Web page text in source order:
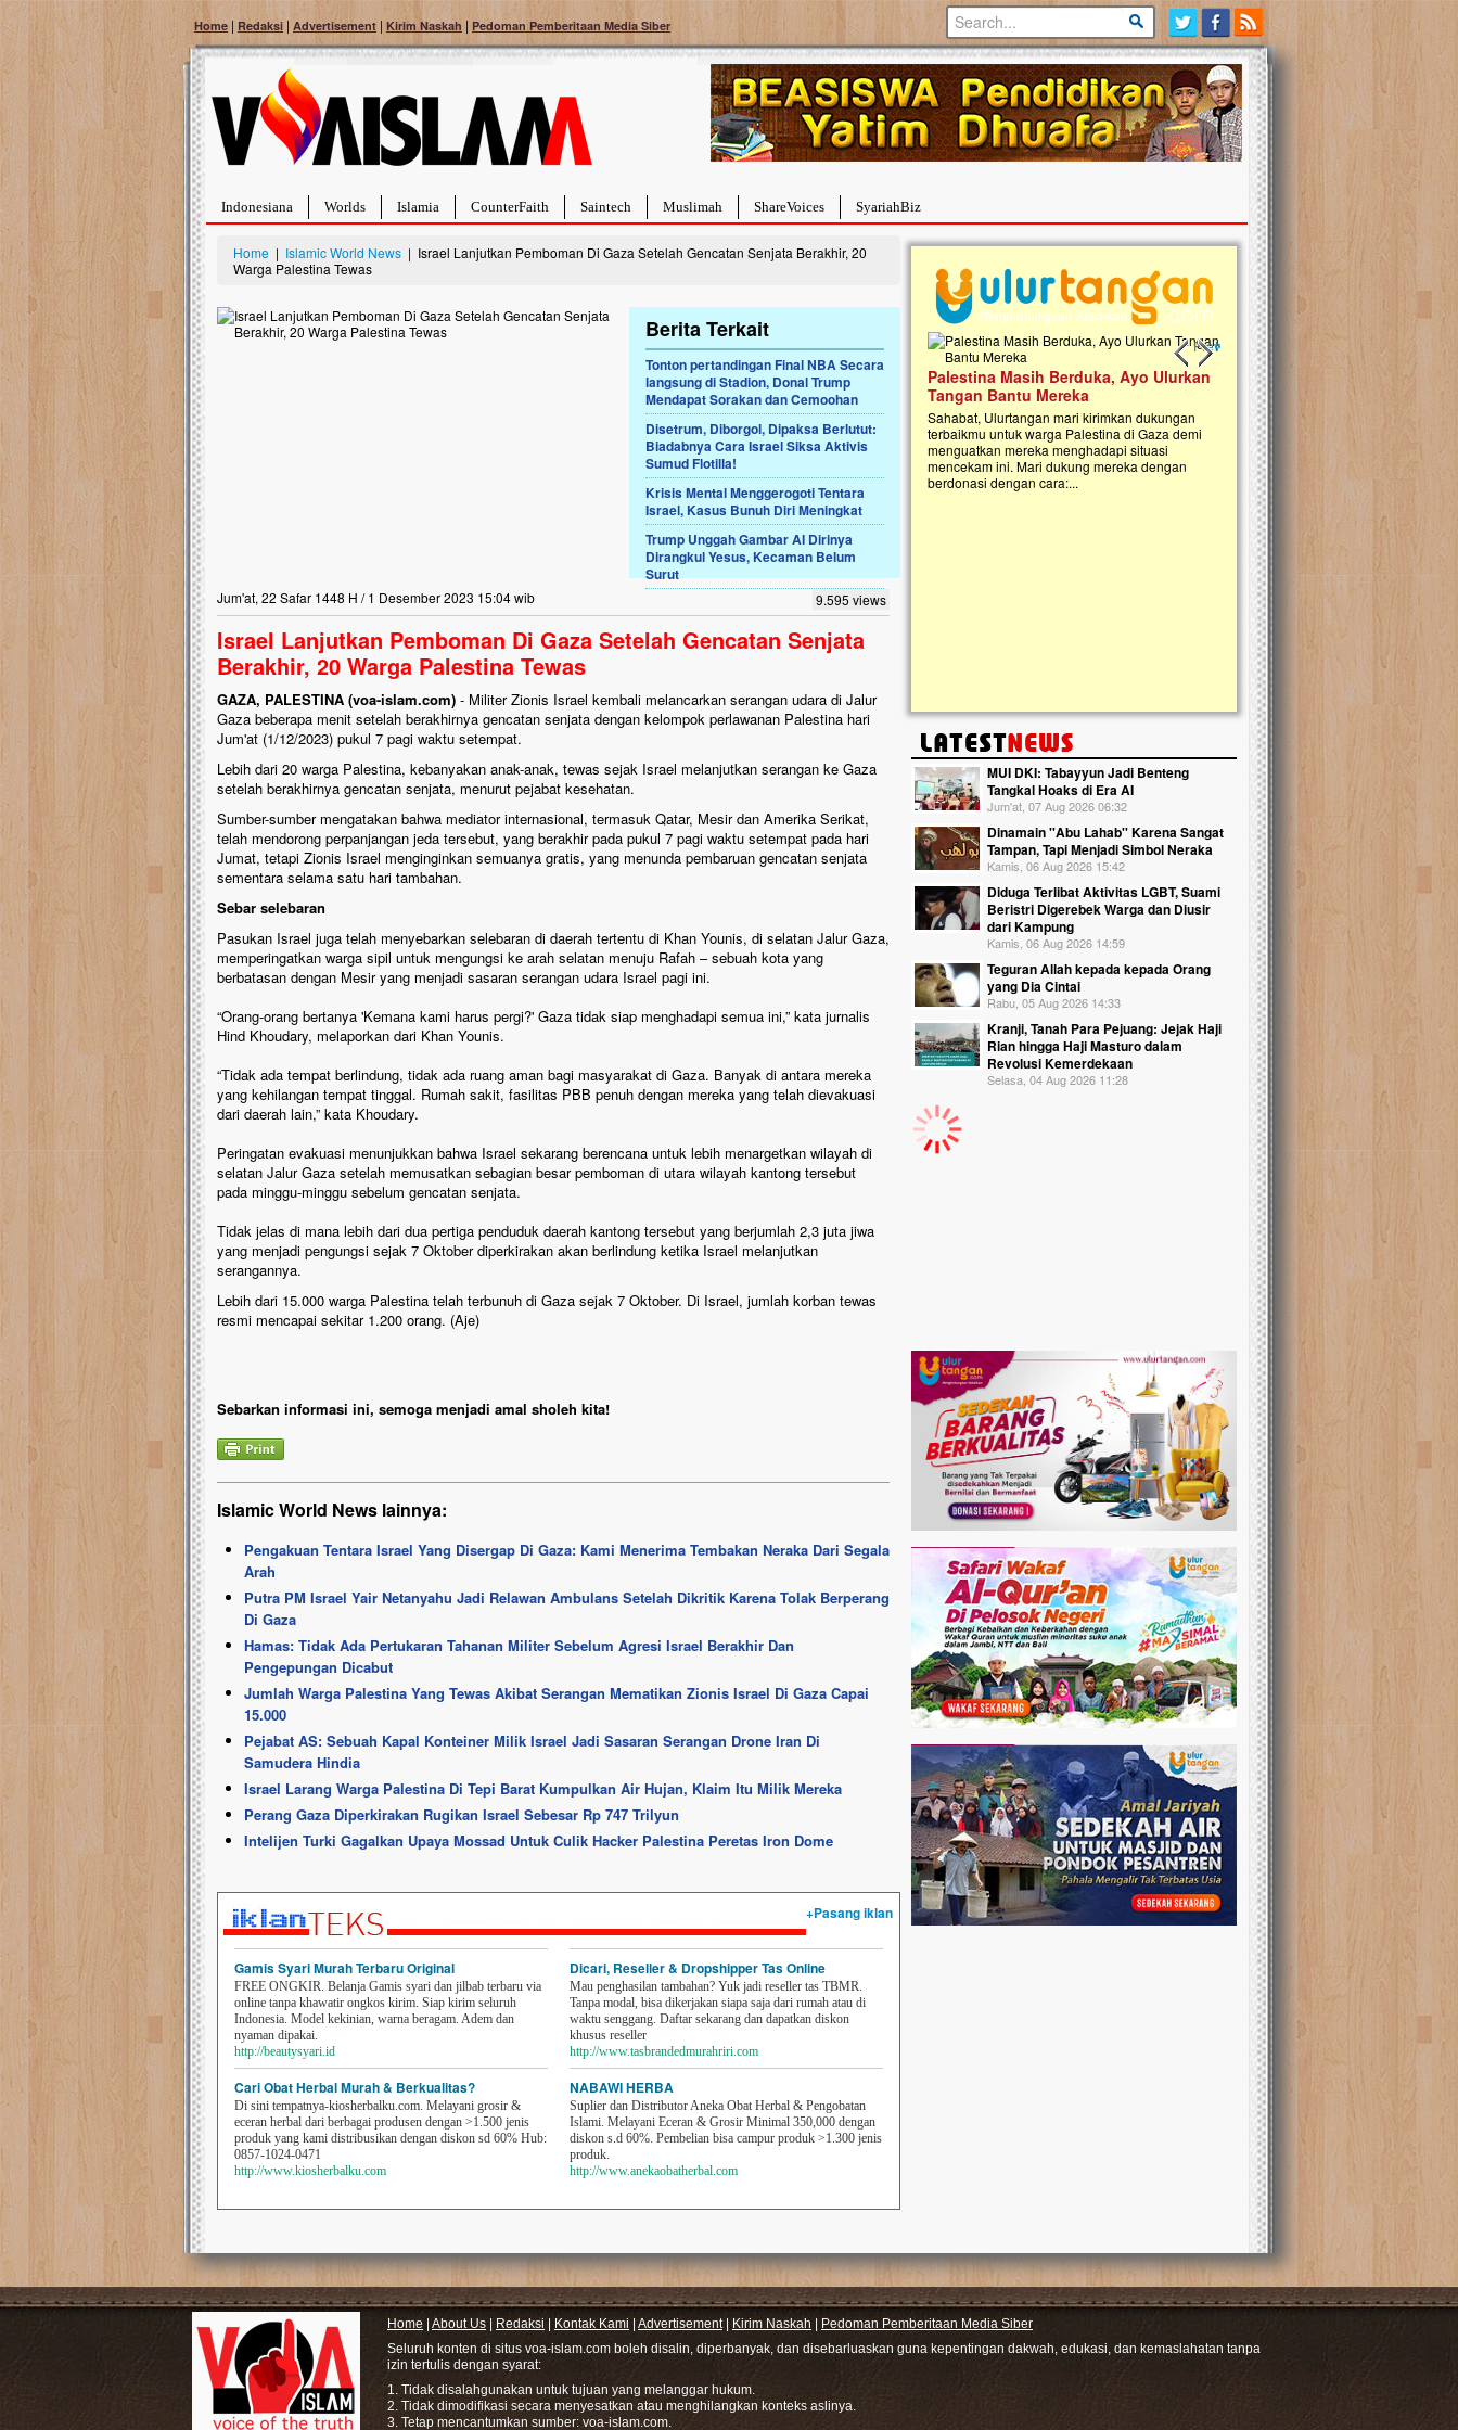
Home | Redaksi | Advertisement | Kirim Naskah | Pedoman Pemberitaan Media Siber
Indonesiana Worlds Islamia CounterFaith Saintech Muslimah ShareVoices SyariahBiz
Home | Islamic World News | Israel Lanjutkan Pemboman Di Gaza Setelah Gencatan Senjata Berakhir, 20
Warga Palestina Tewas
Berita Terkait
Tonton pertandingan Final NBA Secara
langsung di Stadion, Donal Trump
Mendapat Sorakan dan Cemoohan
Disetrum, Diborgol, Dipaksa Berlutut:
Biadabnya Cara Israel Siksa Aktivis
Sumud Flotilla!
Krisis Mental Menggerogoti Tentara
Israel, Kasus Bunuh Diri Meningkat
Trump Unggah Gambar AI Dirinya
Dirangkul Yesus, Kecaman Belum
Surut
Jum'at, 22 Safar 1448 H / 1 Desember 2023 15:04 wib 9.595 views
Israel Lanjutkan Pemboman Di Gaza Setelah Gencatan Senjata
Berakhir, 20 Warga Palestina Tewas
GAZA, PALESTINA (voa-islam.com) - Militer Zionis Israel kembali melancarkan serangan udara di Jalur
Gaza beberapa menit setelah berakhirnya gencatan senjata dengan kelompok perlawanan Palestina hari
Jum'at (1/12/2023) pukul 7 pagi waktu setempat.
Lebih dari 20 warga Palestina, kebanyakan anak-anak, tewas sejak Israel melanjutkan serangan ke Gaza
setelah berakhirnya gencatan senjata, menurut pejabat kesehatan.
Sumber-sumber mengatakan bahwa mediator internasional, termasuk Qatar, Mesir dan Amerika Serikat,
telah mendorong perpanjangan jeda tersebut, yang berakhir pada pukul 7 pagi waktu setempat pada hari
Jumat, tetapi Zionis Israel menginginkan semuanya gratis, yang menunda pembaruan gencatan senjata
sementara selama satu hari tambahan.
Sebar selebaran
Pasukan Israel juga telah menyebarkan selebaran di daerah tertentu di Khan Younis, di selatan Jalur Gaza,
memperingatkan warga sipil untuk mengungsi ke arah selatan menuju Rafah – sebuah kota yang
berbatasan dengan Mesir yang menjadi sasaran serangan udara Israel pagi ini.
“Orang-orang bertanya 'Kemana kami harus pergi?' Gaza tidak siap menghadapi semua ini,” kata jurnalis
Hind Khoudary, melaporkan dari Khan Younis.
“Tidak ada tempat berlindung, tidak ada ruang aman bagi masyarakat di Gaza. Banyak di antara mereka
yang kehilangan tempat tinggal. Rumah sakit, fasilitas PBB penuh dengan mereka yang telah dievakuasi
dari daerah lain,” kata Khoudary.
Peringatan evakuasi menunjukkan bahwa Israel sekarang berencana untuk lebih menargetkan wilayah di
selatan Jalur Gaza setelah memusatkan sebagian besar pemboman di utara wilayah kantong tersebut
pada minggu-minggu sebelum gencatan senjata.
Tidak jelas di mana lebih dari dua pertiga penduduk daerah kantong tersebut yang berjumlah 2,3 juta jiwa
yang menjadi pengungsi sejak 7 Oktober diperkirakan akan berlindung ketika Israel melanjutkan
serangannya.
Lebih dari 15.000 warga Palestina telah terbunuh di Gaza sejak 7 Oktober. Di Israel, jumlah korban tewas
resmi mencapai sekitar 1.200 orang. (Aje)
Sebarkan informasi ini, semoga menjadi amal sholeh kita!
Islamic World News lainnya:
Pengakuan Tentara Israel Yang Disergap Di Gaza: Kami Menerima Tembakan Neraka Dari Segala
Arah
Putra PM Israel Yair Netanyahu Jadi Relawan Ambulans Setelah Dikritik Karena Tolak Berperang
Di Gaza
Hamas: Tidak Ada Pertukaran Tahanan Militer Sebelum Agresi Israel Berakhir Dan
Pengepungan Dicabut
Jumlah Warga Palestina Yang Tewas Akibat Serangan Mematikan Zionis Israel Di Gaza Capai
15.000
Pejabat AS: Sebuah Kapal Konteiner Milik Israel Jadi Sasaran Serangan Drone Iran Di
Samudera Hindia
Israel Larang Warga Palestina Di Tepi Barat Kumpulkan Air Hujan, Klaim Itu Milik Mereka
Perang Gaza Diperkirakan Rugikan Israel Sebesar Rp 747 Trilyun
Intelijen Turki Gagalkan Upaya Mossad Untuk Culik Hacker Palestina Peretas Iron Dome
+Pasang iklan
Gamis Syari Murah Terbaru Original
FREE ONGKIR. Belanja Gamis syari dan jilbab terbaru via
online tanpa khawatir ongkos kirim. Siap kirim seluruh
Indonesia. Model kekinian, warna beragam. Adem dan
nyaman dipakai.
http://beautysyari.id
Cari Obat Herbal Murah & Berkualitas?
Di sini tempatnya-kiosherbalku.com. Melayani grosir &
eceran herbal dari berbagai produsen dengan >1.500 jenis
produk yang kami distribusikan dengan diskon sd 60% Hub:
0857-1024-0471
http://www.kiosherbalku.com
Dicari, Reseller & Dropshipper Tas Online
Mau penghasilan tambahan? Yuk jadi reseller tas TBMR.
Tanpa modal, bisa dikerjakan siapa saja dari rumah atau di
waktu senggang. Daftar sekarang dan dapatkan diskon
khusus reseller
http://www.tasbrandedmurahriri.com
NABAWI HERBA
Suplier dan Distributor Aneka Obat Herbal & Pengobatan
Islami. Melayani Eceran & Grosir Minimal 350,000 dengan
diskon s.d 60%. Pembelian bisa campur produk >1.300 jenis
produk.
http://www.anekaobatherbal.com
Previous slide
Next slide
Lima Tahun Mangkrak, Masjid di
Pelosok ini Mengenaskan. Ayo Bantu.!!
Nasib masjid di Kampung Cilumbu ini sungguh
mengenaskan. Lima tahun mangkrak, kini nyaris
tak berbentuk masjid, dipenuhi rumput liar,
hujan....
Palestina Masih Berduka, Ayo Ulurkan
Tangan Bantu Mereka
Sahabat, Ulurtangan mari kirimkan dukungan
terbaikmu untuk warga Palestina di Gaza demi
menguatkan mereka menghadapi situasi
mencekam ini. Mari dukung mereka dengan
berdonasi dengan cara:...
Open Donasi Wakaf
Rumah Qur'an & TK Islam
Najjah di Jonggol
Saat ini, Ulurtangan bersama Yayasan
Najjahtul Islam Jonggol sedang merintis
pembangunan Rumah Qur’an dan
kanak Islam Terpadu (TKIT) An Najjah
Gedung Majelis Taklim di Jonggol,...
MUI DKI: Tabayyun Jadi Benteng
Tangkal Hoaks di Era AI
Jum'at, 07 Aug 2026 06:32
Dinamain ''Abu Lahab'' Karena Sangat
Tampan, Tapi Menjadi Simbol Neraka
Kamis, 06 Aug 2026 15:42
Diduga Terlibat Aktivitas LGBT, Suami
Beristri Digerebek Warga dan Diusir
dari Kampung
Kamis, 06 Aug 2026 14:59
Teguran Allah kepada kepada Orang
yang Dia Cintai
Rabu, 05 Aug 2026 14:33
Kranji, Tanah Para Pejuang: Jejak Haji
Rian hingga Haji Masturo dalam
Revolusi Kemerdekaan
Selasa, 04 Aug 2026 11:28
Home About Us Redaksi Kontak Kami Advertisement| Kirim Naskah
Pedoman Pemberitaan Media Siber
Seluruh konten di situs voa-islam.com boleh disalin, diperbanyak, dan disebarluaskan guna kepentingan dakwah, edukasi, dan kemaslahatan tanpa
izin tertulis dengan syarat:
1. Tidak disalahgunakan untuk tujuan yang melanggar hukum.
2. Tidak dimodifikasi secara menyesatkan atau menghilangkan konteks aslinya.
3. Tetap mencantumkan sumber: voa-islam.com.